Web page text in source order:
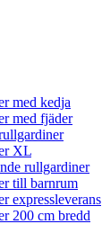
med kedja
med fjäder
XL
rullgardiner
till barnrum
expressleverans
200 cm bredd